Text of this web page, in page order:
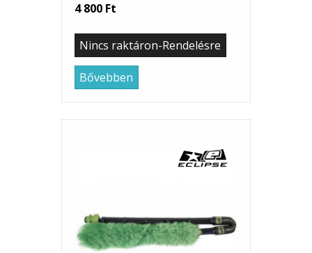
4 800 Ft
Nincs raktáron-Rendelésre
Bővebben